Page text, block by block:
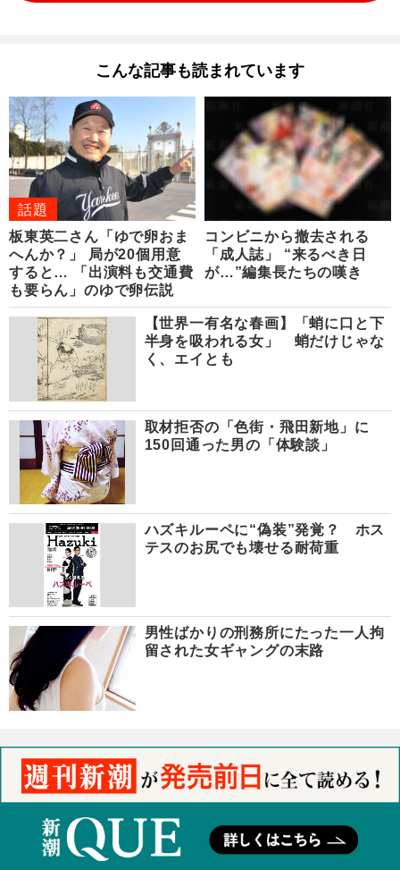
こんな記事も読まれています
話題
板東英二さん「ゆで卵おま
へんか？」 局が20個用意
すると… 「出演料も交通費
も要らん」のゆで卵伝説
コンビニから撤去される
「成人誌」 “来るべき日
が…”編集長たちの嘆き
【世界一有名な春画】「蛸に口と下
半身を吸われる女」 蛸だけじゃな
く、エイとも
取材拒否の「色街・飛田新地」に
150回通った男の「体験談」
ハズキルーペに“偽装”発覚？ ホス
テスのお尻でも壊せる耐荷重
男性ばかりの刑務所にたった一人拘
留された女ギャングの末路